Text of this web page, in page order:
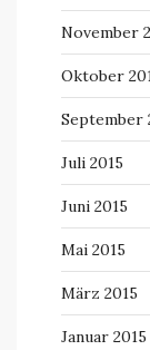
November
Oktober
September
Juli 2015
Juni 2015
Mai 2015
März 2015
Januar 2015